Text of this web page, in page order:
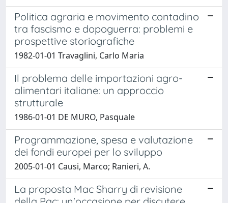
Politica agraria e movimento contadino
tra fascismo e dopoguerra: problemi e
prospettive storiografiche
1982-01-01 Travaglini, Carlo Maria
Il problema delle importazioni agro-
alimentari italiane: un approccio
strutturale
1986-01-01 DE MURO, Pasquale
Programmazione, spesa e valutazione
dei fondi europei per lo sviluppo
2005-01-01 Causi, Marco; Ranieri, A.
La proposta Mac Sharry di revisione